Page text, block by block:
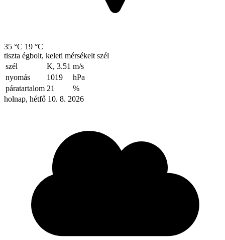
35 °C 19 °C
tiszta égbolt, keleti mérsékelt szél
szél
K, 3.51 m/s
nyomás
1019
hPa
páratartalom 21
%
holnap, hétfő 10. 8. 2026